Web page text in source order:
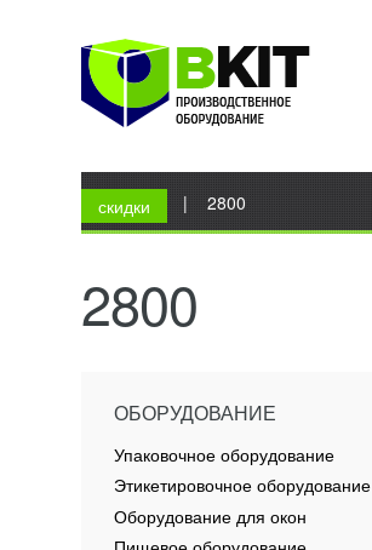
Вы здесь
Главная | 2800
2800
ОБОРУДОВАНИЕ
Упаковочное оборудование
Этикетировочное оборудование
Оборудование для окон
скидки